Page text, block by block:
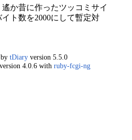
か昔に作ったツッコミサイ
ト数を2000にして暫定対
tDiaryversion 5.5.0
version 4.0.6 with ruby-fcgi-ng